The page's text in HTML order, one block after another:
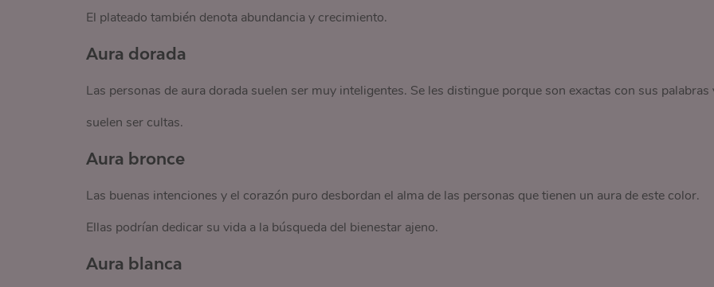
El plateado también denota abundancia y crecimiento.
Aura dorada
Las personas de aura dorada suelen ser muy inteligentes. Se les distingue porque son exactas con sus palabras
suelen ser cultas.
Aura bronce
Las buenas intenciones y el corazón puro desbordan el alma de las personas que tienen un aura de este color.
Ellas podrían dedicar su vida a la búsqueda del bienestar ajeno.
Aura blanca